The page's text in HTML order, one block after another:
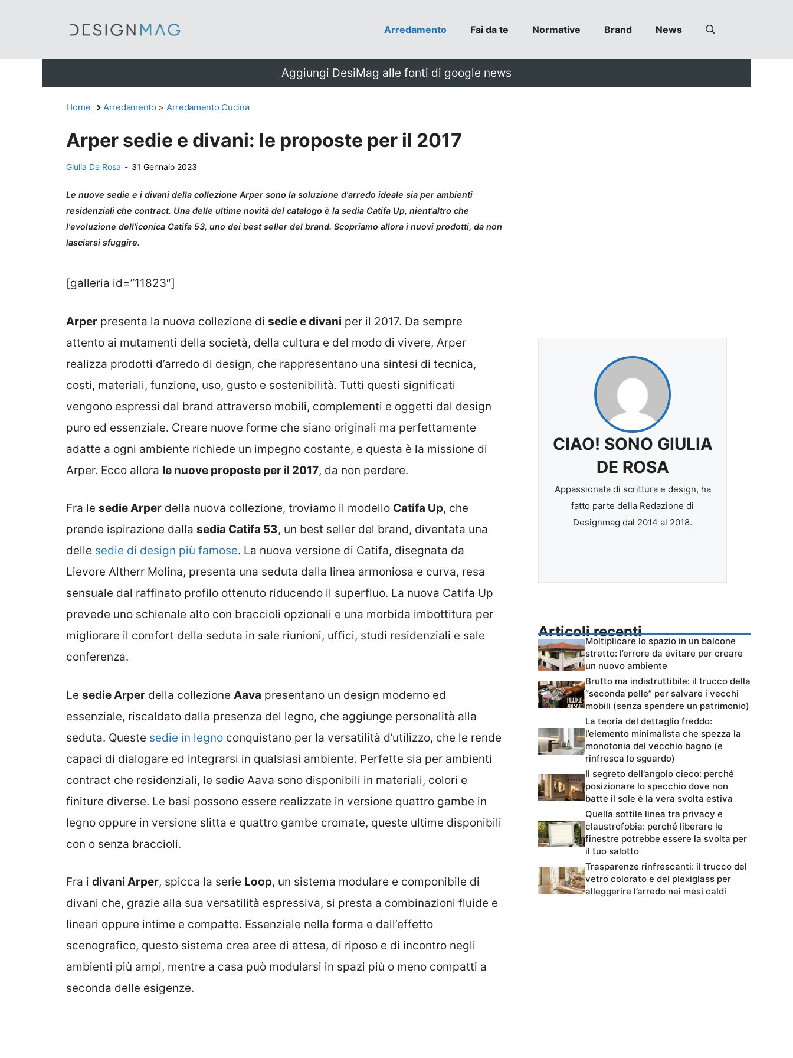
Arredamento Fai da te Normative Brand News
Aggiungi DesiMag alle fonti di google news
Home Arredamento > Arredamento Cucina
Arper sedie e divani: le proposte per il 2017
Giulia De Rosa - 31 Gennaio 2023
Le nuove sedie e i divani della collezione Arper sono la soluzione d'arredo ideale sia per ambienti
residenziali che contract. Una delle ultime novità del catalogo è la sedia Catifa Up, nient'altro che
l'evoluzione dell'iconica Catifa 53, uno dei best seller del brand. Scopriamo allora i nuovi prodotti, da non
lasciarsi sfuggire.
[galleria id=”11823″]
Arper presenta la nuova collezione di sedie e divani per il 2017. Da sempre
attento ai mutamenti della società, della cultura e del modo di vivere, Arper
realizza prodotti d’arredo di design, che rappresentano una sintesi di tecnica,
costi, materiali, funzione, uso, gusto e sostenibilità. Tutti questi significati
vengono espressi dal brand attraverso mobili, complementi e oggetti dal design
puro ed essenziale. Creare nuove forme che siano originali ma perfettamente
adatte a ogni ambiente richiede un impegno costante, e questa è la missione di
Arper. Ecco allora le nuove proposte per il 2017, da non perdere.
Fra le sedie Arper della nuova collezione, troviamo il modello Catifa Up, che
prende ispirazione dalla sedia Catifa 53, un best seller del brand, diventata una
delle sedie di design più famose. La nuova versione di Catifa, disegnata da
Lievore Altherr Molina, presenta una seduta dalla linea armoniosa e curva, resa
sensuale dal raffinato profilo ottenuto riducendo il superfluo. La nuova Catifa Up
prevede uno schienale alto con braccioli opzionali e una morbida imbottitura per
migliorare il comfort della seduta in sale riunioni, uffici, studi residenziali e sale
conferenza.
Le sedie Arper della collezione Aava presentano un design moderno ed
essenziale, riscaldato dalla presenza del legno, che aggiunge personalità alla
seduta. Queste sedie in legno conquistano per la versatilità d’utilizzo, che le rende
capaci di dialogare ed integrarsi in qualsiasi ambiente. Perfette sia per ambienti
contract che residenziali, le sedie Aava sono disponibili in materiali, colori e
finiture diverse. Le basi possono essere realizzate in versione quattro gambe in
legno oppure in versione slitta e quattro gambe cromate, queste ultime disponibili
con o senza braccioli.
Fra i divani Arper, spicca la serie Loop, un sistema modulare e componibile di
divani che, grazie alla sua versatilità espressiva, si presta a combinazioni fluide e
lineari oppure intime e compatte. Essenziale nella forma e dall’effetto
scenografico, questo sistema crea aree di attesa, di riposo e di incontro negli
ambienti più ampi, mentre a casa può modularsi in spazi più o meno compatti a
seconda delle esigenze.
CIAO! SONO GIULIA
DE ROSA
Appassionata di scrittura e design, ha
fatto parte della Redazione di
Designmag dal 2014 al 2018.
Articoli recenti
Moltiplicare lo spazio in un balcone
stretto: l’errore da evitare per creare
un nuovo ambiente
Brutto ma indistruttibile: il trucco della
“seconda pelle” per salvare i vecchi
mobili (senza spendere un patrimonio)
La teoria del dettaglio freddo:
l’elemento minimalista che spezza la
monotonia del vecchio bagno (e
rinfresca lo sguardo)
Il segreto dell’angolo cieco: perché
posizionare lo specchio dove non
batte il sole è la vera svolta estiva
Quella sottile linea tra privacy e
claustrofobia: perché liberare le
finestre potrebbe essere la svolta per
il tuo salotto
Trasparenze rinfrescanti: il trucco del
vetro colorato e del plexiglass per
alleggerire l’arredo nei mesi caldi